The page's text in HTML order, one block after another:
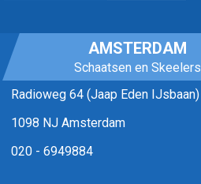
AMSTERDAM
Schaatsen en Skeelers
Radioweg 64 (Jaap Eden IJsbaan)
1098 NJ Amsterdam
020 - 6949884